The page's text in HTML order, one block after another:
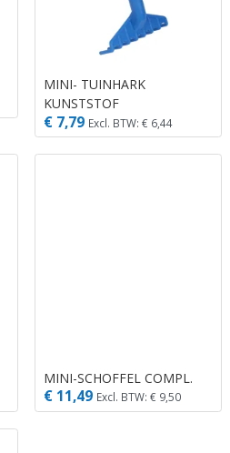
MINI- TUINHARK
KUNSTSTOF
€ 7,79 Excl. BTW: € 6,44
MINI-SCHOFFEL COMPL.
€ 11,49 Excl. BTW: € 9,50